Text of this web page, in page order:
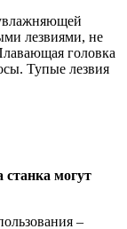
лезвиями, не
головка
Тупые лезвия
станка могут
–